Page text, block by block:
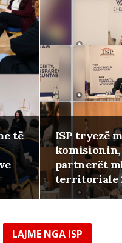
të
ISP tryezë
komisionin,
partnerët
territoriale
LAJME NGA ISP